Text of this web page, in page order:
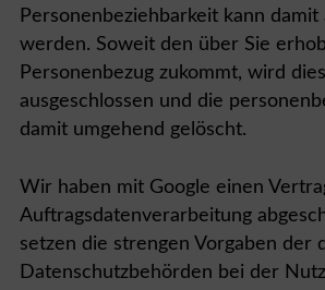
Personenbeziehbarkeit kann damit
werden. Soweit den über Sie
Personenbezug zukommt, wird
ausgeschlossen und die
damit umgehend gelöscht.
Wir haben mit Google einen
Auftragsdatenverarbeitung
setzen die strengen Vorgaben der
Datenschutzbehörden bei der